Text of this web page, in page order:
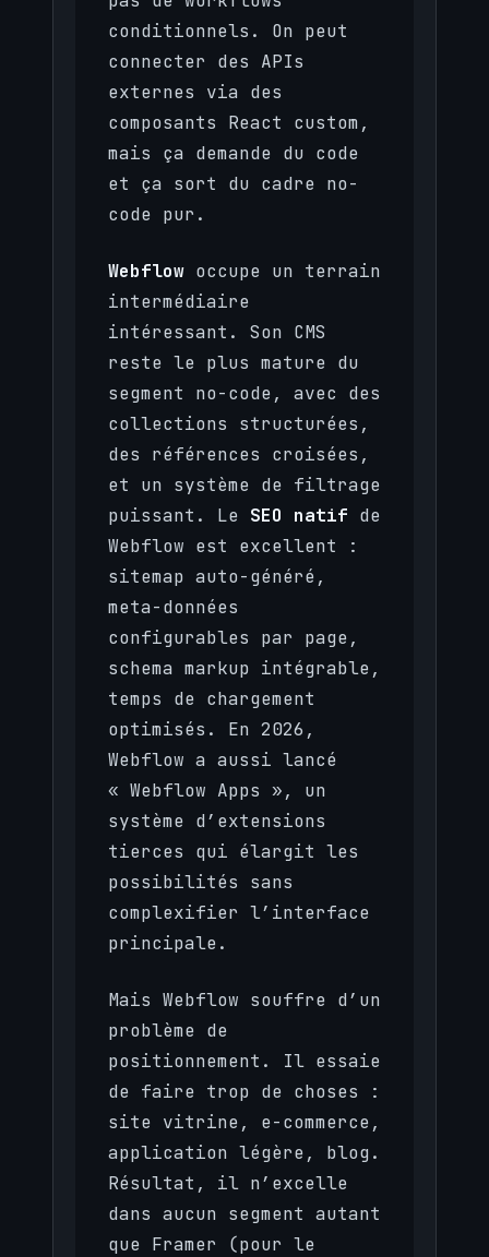
conditionnels. On peut
connecter des APIs
externes via des
composants React custom,
mais ça demande du code
et ça sort du cadre no-
code pur.
Webflow occupe un terrain
intermédiaire
intéressant. Son CMS
reste le plus mature du
segment no-code, avec des
collections structurées,
des références croisées,
et un système de filtrage
puissant. Le SEO natif de
Webflow est excellent :
sitemap auto-généré,
meta-données
configurables par page,
schema markup intégrable,
temps de chargement
optimisés. En 2026,
Webflow a aussi lancé
« Webflow Apps », un
système d’extensions
tierces qui élargit les
possibilités sans
complexifier l’interface
principale.
Mais Webflow souffre d’un
problème de
positionnement. Il essaie
de faire trop de choses :
site vitrine, e-commerce,
application légère, blog.
Résultat, il n’excelle
dans aucun segment autant
que Framer (pour le